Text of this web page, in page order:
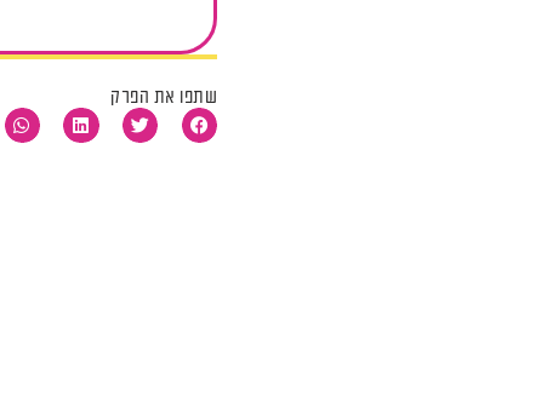
שתפו את הפרק